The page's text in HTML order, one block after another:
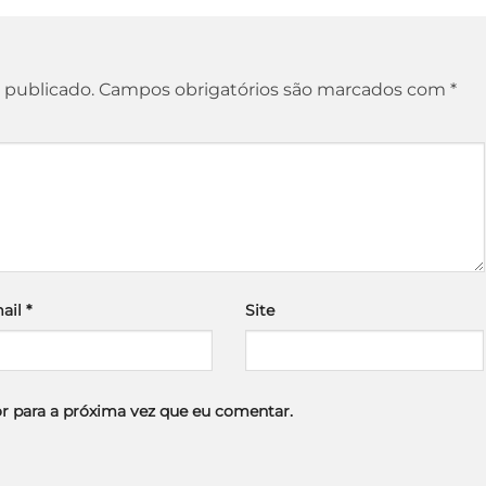
publicado. Campos obrigatórios são marcados com *
* Site
para a próxima vez que eu comentar.